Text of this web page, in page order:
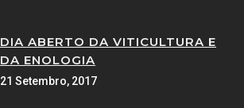
DIA ABERTO DA VITICULTURA E
DA ENOLOGIA
21 Setembro, 2017